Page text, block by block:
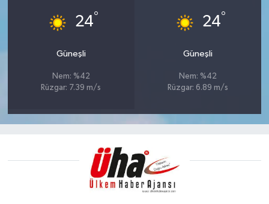
24°
Güneşli
Nem: %42
Rüzgar: 7.39 m/s
24°
Güneşli
Nem: %42
Rüzgar: 6.89 m/s